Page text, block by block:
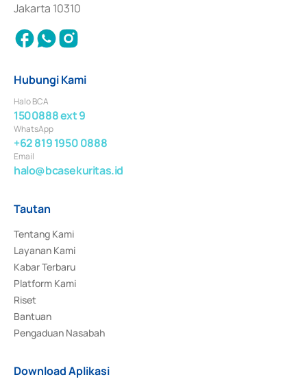
Jakarta 10310
Hubungi Kami
Halo BCA
1500888 ext 9
WhatsApp
+62 819 1950 0888
Email
halo@bcasekuritas.id
Tautan
Tentang Kami
Layanan Kami
Kabar Terbaru
Platform Kami
Riset
Bantuan
Pengaduan Nasabah
Download Aplikasi